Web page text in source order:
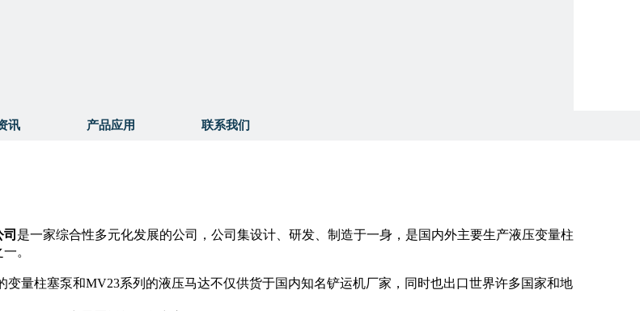
讯 产品应用 联系我们
是一家综合性多元化发展的公司，公司集设计、研发、制造于一身，是国内外主要生产液压变量柱
。
变量柱塞泵和MV23系列的液压马达不仅供货于国内知名铲运机厂家，同时也出口世界许多国家和地